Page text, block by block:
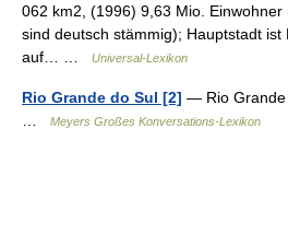
062 km2, (1996) 9,63 Mio.
sind deutsch stämmig); Hauptstadt ist
auf… …
Universal-Lexikon
Rio Grande do Sul [2] — Rio Grande
Meyers Großes Konversations-Lexikon